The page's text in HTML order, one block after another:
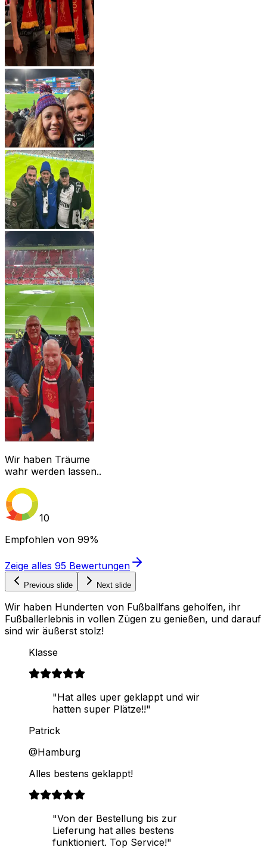
Wir haben Träume
wahr werden lassen..
10
Empfohlen von 99%
Zeige alles 95 Bewertungen
Previous slide Next slide
Wir haben Hunderten von Fußballfans geholfen, ihr
Fußballerlebnis in vollen Zügen zu genießen, und darauf
sind wir äußerst stolz!
Klasse
"Hat alles uper geklappt und wir
hatten super Plätze!!"
Patrick
@Hamburg
Alles bestens geklappt!
"Von der Bestellung bis zur
Lieferung hat alles bestens
funktioniert. Top Service!"